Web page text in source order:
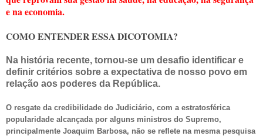
e na economia.
COMO ENTENDER ESSA DICOTOMIA?
Na história recente, tornou-se um desafio identificar e
definir critérios sobre a expectativa de nosso povo em
relação aos poderes da República.
O resgate da credibilidade do Judiciário, com a estratosférica
popularidade alcançada por alguns ministros do Supremo,
principalmente Joaquim Barbosa, não se reflete na mesma pesquisa